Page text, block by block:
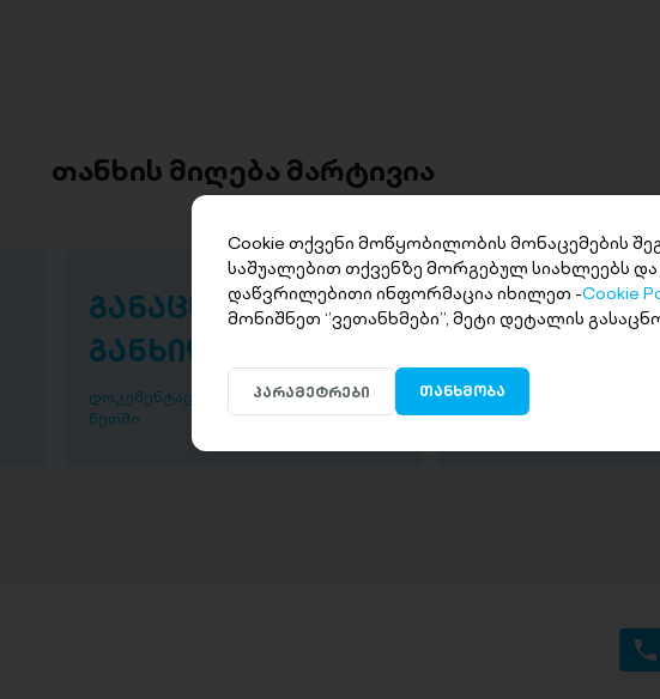
თანხის მიღება მარტივია
განაცხადის
განხილვა
დოკუმენტაციის განხილვა ხდება 30
წუთში
თანხის
დაისვი თანხა
Cookie თქვენი მოწყობილობის მონაცემების
საშუალებით თქვენზე მორგებულ სიახლეებს
დაწვრილებითი ინფორმაცია იხილეთ -Cookie
მონიშნეთ ‘’ვეთანხმები’’, მეტი დეტალის
პარამეტრები თანხმობა